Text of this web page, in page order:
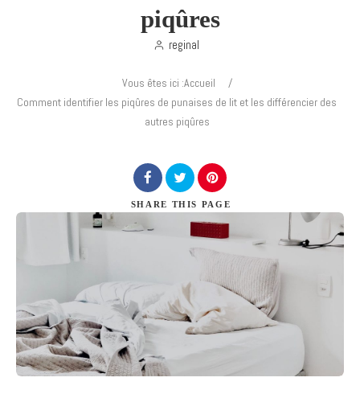
piqûres
reginal
Vous êtes ici :Accueil
/
Comment identifier les piqûres de punaises de lit et les différencier des
autres piqûres
SHARE THIS PAGE